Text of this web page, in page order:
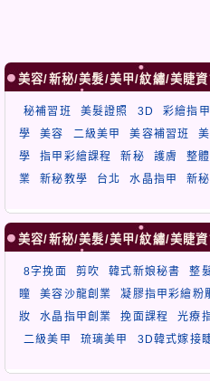
美容/新秘/美髮/美甲/紋繡/美睫資
秘補習班 美髮證照 3D 彩繪指甲
學
美容 二級美甲 美容補習班
學
指甲彩繪課程 新秘 護膚 整
業
新秘教學 台北 水晶指甲 新
美容/新秘/美髮/美甲/紋繡/美睫資
8字挽面 剪吹 韓式新娘秘書 整
瞳
美容沙龍創業 凝膠指甲彩繪粉
妝
水晶指甲創業 挽面課程 光療
二級美甲
琉璃美甲 3D韓式嫁接